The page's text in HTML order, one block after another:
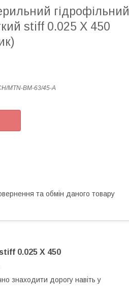
гідрофільний
stiff 0.025 X 450
MTN-BM-63/45-A
та обмін даного товару
0.025 X 450
знаходити дорогу навіть у